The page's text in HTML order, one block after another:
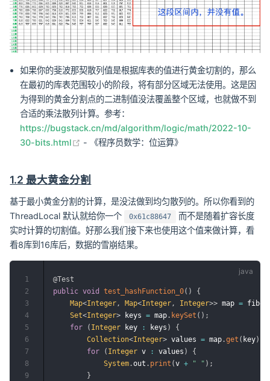
如果你的斐波那契散列值是根据库表的值进行黄金切割的，那么
在最初的库表范围较小的阶段，将有部分区域无法使用。这是因
为得到的黄金分割点的二进制值没法覆盖整个区域，也就做不到
合适的乘法散列计算。参考：
https://bugstack.cn/md/algorithm/logic/math/2022-10-
30-bits.html
(opens new window)
- 《程序员数学：位运算》
1.2 最大黄金分割
基于最小黄金分割的计算，是没法做到均匀散列的。所以你看到的
ThreadLocal 默认就给你一个
0x61c88647
而不是随着扩容长度
实时计算的切割值。好那么我们接下来也使用这个值来做计算，看
看8库到16库后，数据的雪崩结果。
@Test
public void test_hashFunction_0( )
{
Map<Integer, Map<Integer, Integer>> map =
Set<Integer> keys = map . keySet ( ) ;
for
( Integer key : keys )
{
Collection<Integer> values = map .get ( key)
for
( Integer v : values )
{
System .out . print (v + " " ) ;
}
1
2
3
4
5
6
7
8
9